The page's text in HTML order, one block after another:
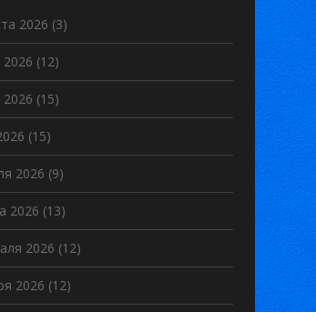
2026 (3)
(12)
(15)
(15)
2026 (9)
2026 (13)
2026 (12)
2026 (12)